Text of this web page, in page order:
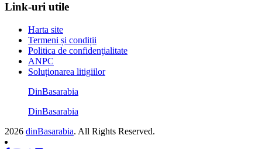
Link-uri utile
Harta site
Termeni și condiții
Politica de confidenţialitate
ANPC
Soluționarea litigiilor
DinBasarabia
DinBasarabia
2026 dinBasarabia. All Rights Reserved.